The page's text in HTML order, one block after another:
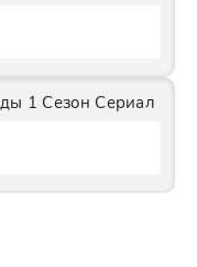
1 Сезон Сериал